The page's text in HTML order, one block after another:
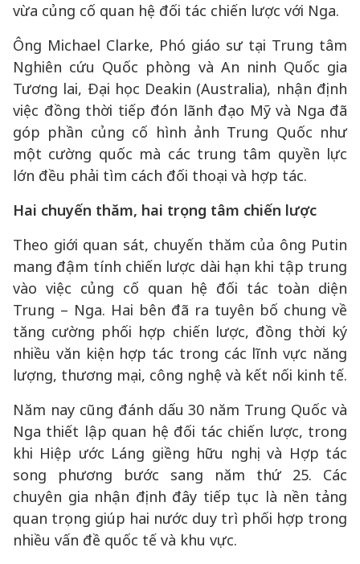
vừa củng cố quan hệ đối tác chiến lược với Nga.
Ông Michael Clarke, Phó giáo sư tại Trung tâm
Nghiên cứu Quốc phòng và An ninh Quốc gia
Tương lai, Đại học Deakin (Australia), nhận định
việc đồng thời tiếp đón lãnh đạo Mỹ và Nga đã
góp phần củng cố hình ảnh Trung Quốc như
một cường quốc mà các trung tâm quyền lực
lớn đều phải tìm cách đối thoại và hợp tác.
Hai chuyến thăm, hai trọng tâm chiến lược
Theo giới quan sát, chuyến thăm của ông Putin
mang đậm tính chiến lược dài hạn khi tập trung
vào việc củng cố quan hệ đối tác toàn diện
Trung – Nga. Hai bên đã ra tuyên bố chung về
tăng cường phối hợp chiến lược, đồng thời ký
nhiều văn kiện hợp tác trong các lĩnh vực năng
lượng, thương mại, công nghệ và kết nối kinh tế.
Năm nay cũng đánh dấu 30 năm Trung Quốc và
Nga thiết lập quan hệ đối tác chiến lược, trong
khi Hiệp ước Láng giềng hữu nghị và Hợp tác
song phương bước sang năm thứ 25. Các
chuyên gia nhận định đây tiếp tục là nền tảng
quan trọng giúp hai nước duy trì phối hợp trong
nhiều vấn đề quốc tế và khu vực.